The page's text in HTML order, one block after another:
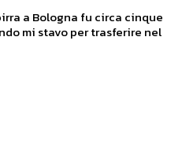
a Bologna fu circa cinque
mi stavo per trasferire nel